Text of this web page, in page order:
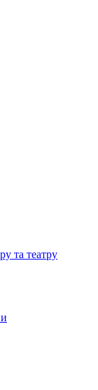
та театру